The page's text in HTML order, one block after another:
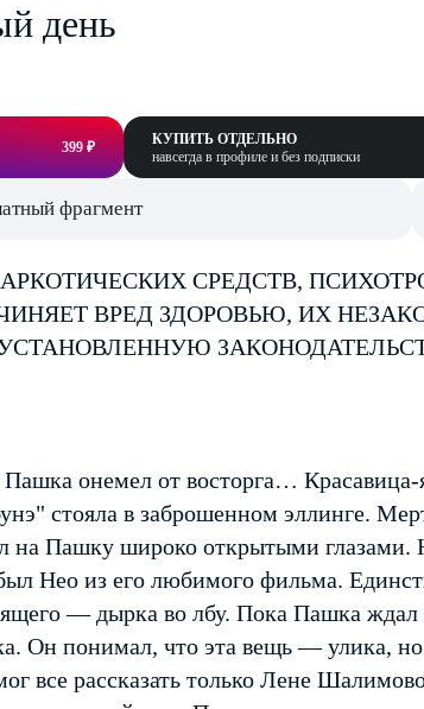
день
399 ₽
КУПИТЬ ОТДЕЛЬНО
навсегда в профиле и без подписки
фрагмент
СРЕДСТВ,
ВРЕД ЗДОРОВЬЮ, ИХ
онемел от восторга… Красавица-
стояла в заброшенном эллинге.
на Пашку широко открытыми глазами.
Нео из его любимого фильма.
— дырка во лбу. Пока Пашка
Он понимал, что эта вещь — улика,
все рассказать только Лене